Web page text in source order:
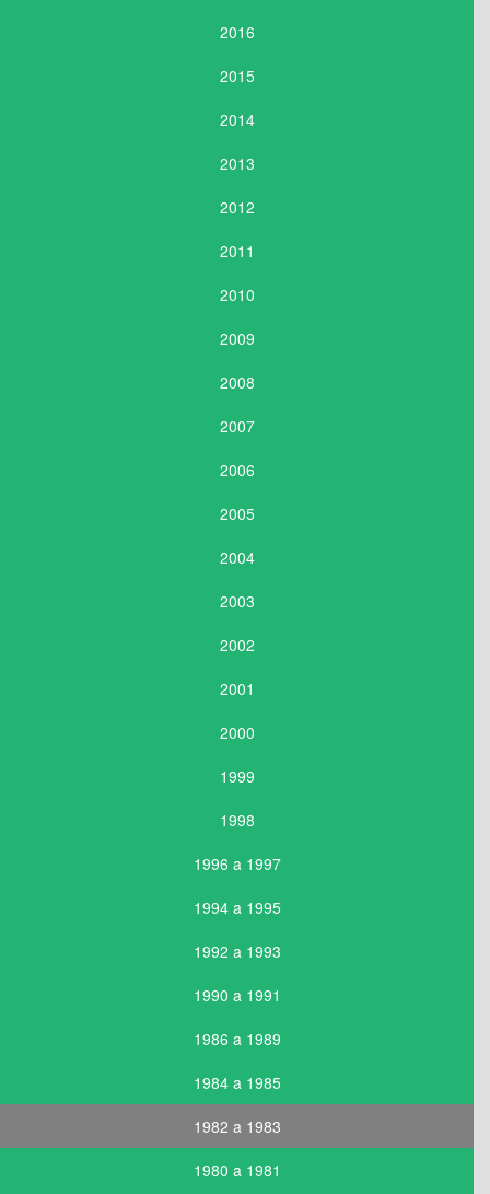
2016
2015
2014
2013
2012
2011
2010
2009
2008
2007
2006
2005
2004
2003
2002
2001
2000
1999
1998
1996 a 1997
1994 a 1995
1992 a 1993
1990 a 1991
1986 a 1989
1984 a 1985
1982 a 1983
1980 a 1981